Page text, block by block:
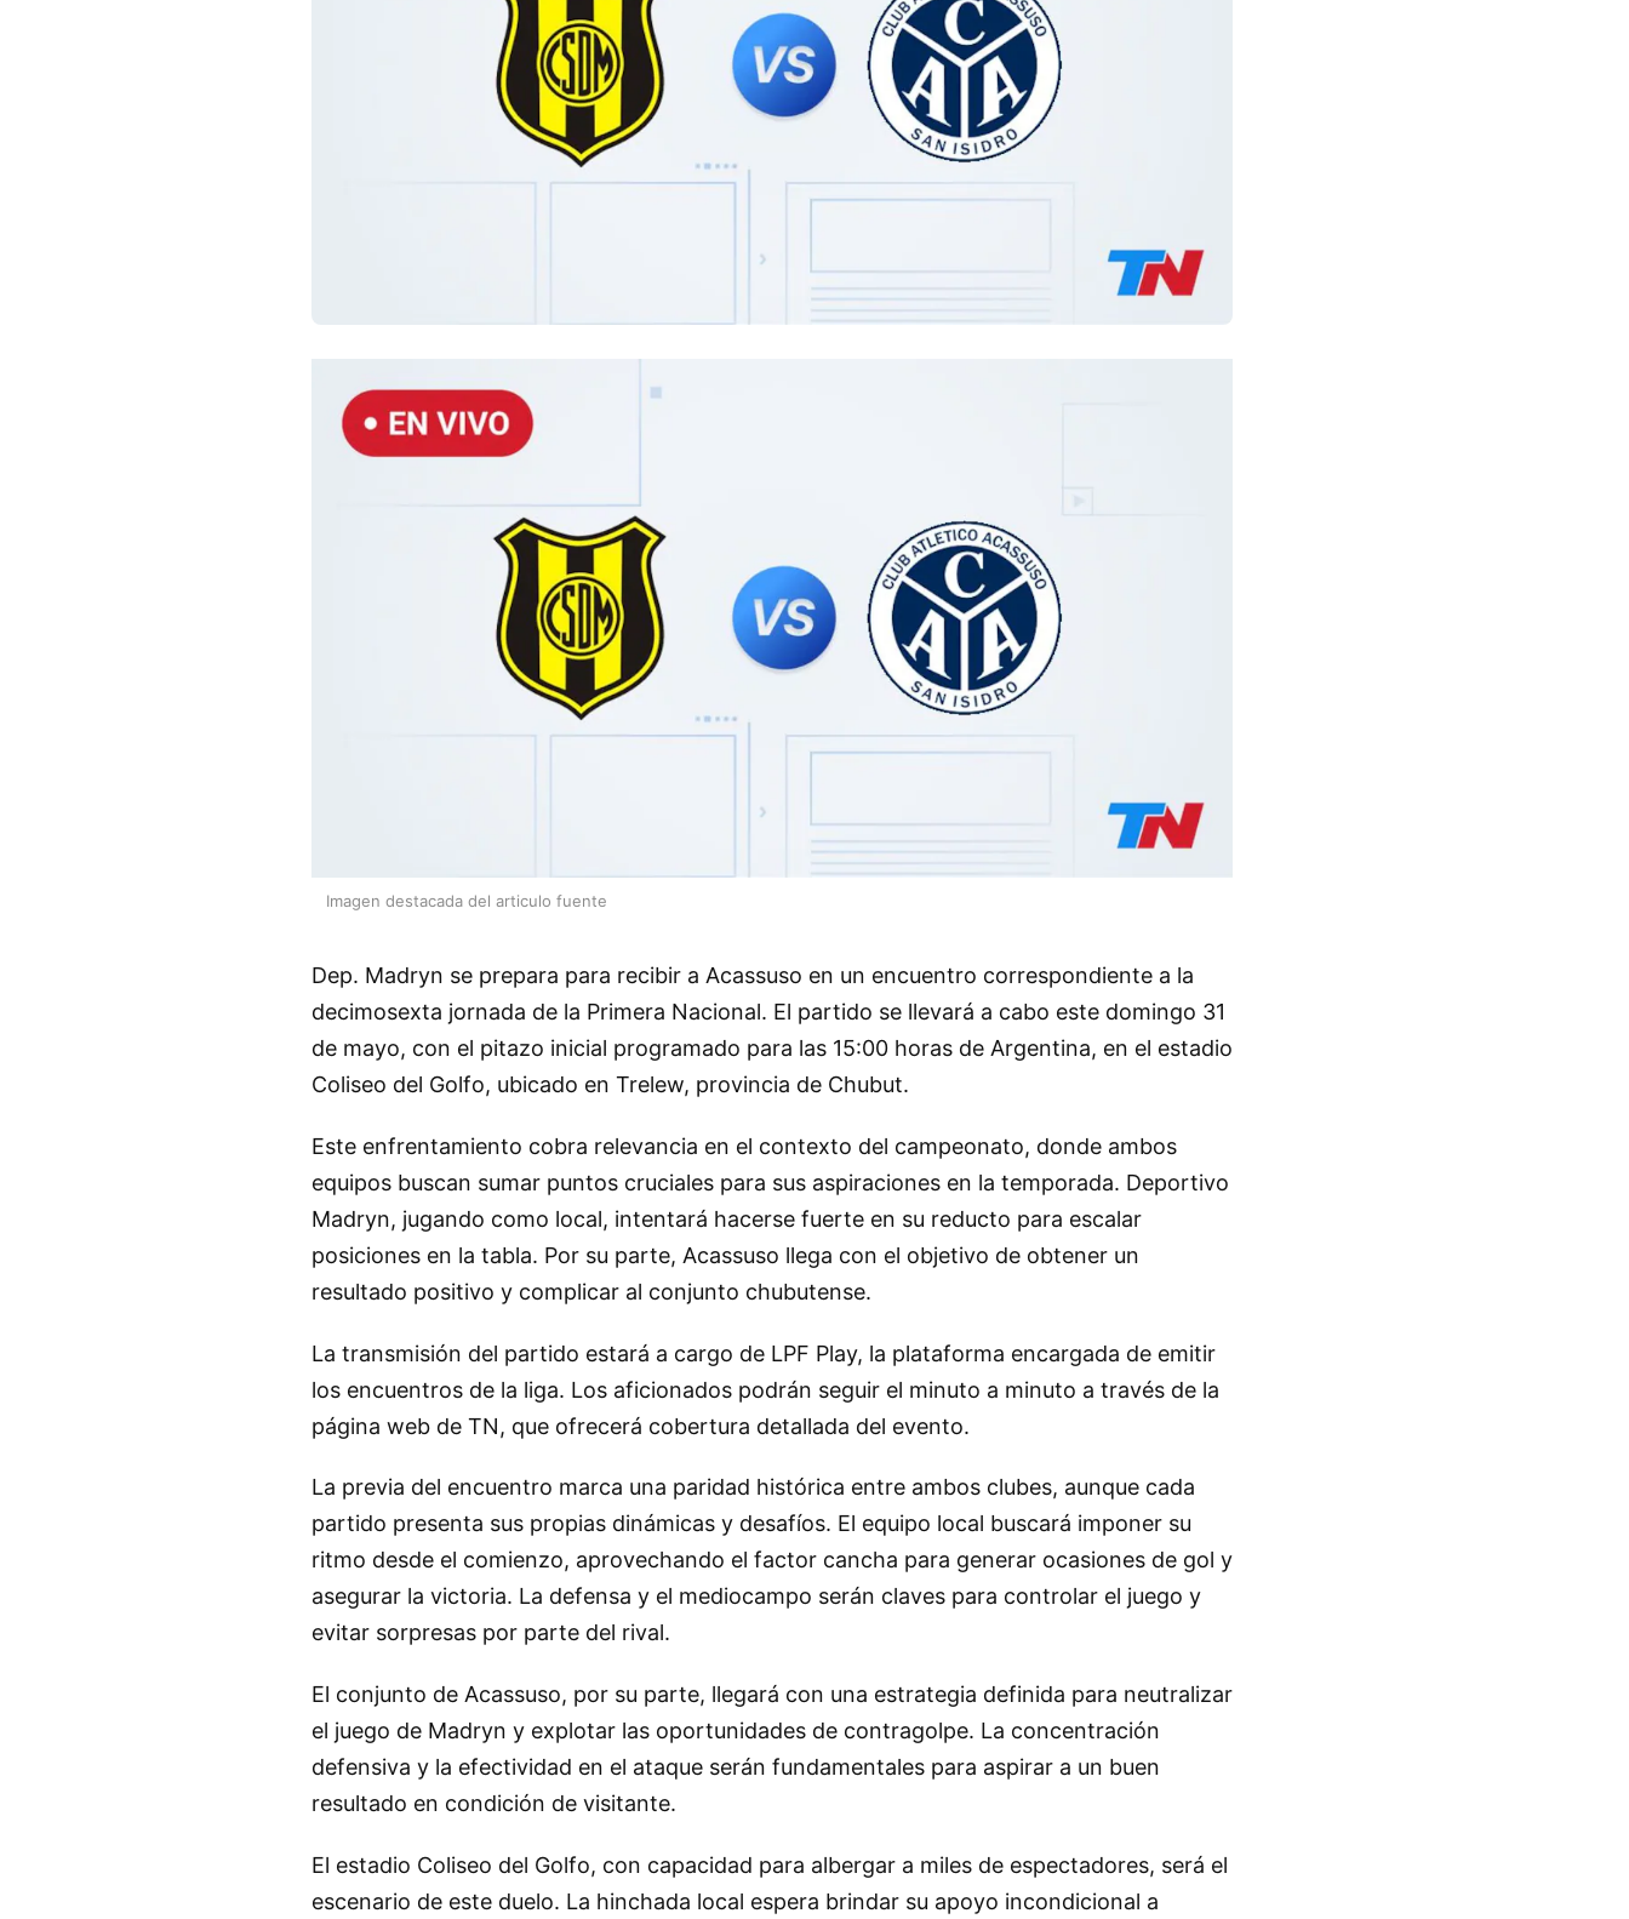
Imagen destacada del articulo fuente
Dep. Madryn se prepara para recibir a Acassuso en un encuentro correspondiente a la
decimosexta jornada de la Primera Nacional. El partido se llevará a cabo este domingo 31
de mayo, con el pitazo inicial programado para las 15:00 horas de Argentina, en el estadio
Coliseo del Golfo, ubicado en Trelew, provincia de Chubut.
Este enfrentamiento cobra relevancia en el contexto del campeonato, donde ambos
equipos buscan sumar puntos cruciales para sus aspiraciones en la temporada. Deportivo
Madryn, jugando como local, intentará hacerse fuerte en su reducto para escalar
posiciones en la tabla. Por su parte, Acassuso llega con el objetivo de obtener un
resultado positivo y complicar al conjunto chubutense.
La transmisión del partido estará a cargo de LPF Play, la plataforma encargada de emitir
los encuentros de la liga. Los aficionados podrán seguir el minuto a minuto a través de la
página web de TN, que ofrecerá cobertura detallada del evento.
La previa del encuentro marca una paridad histórica entre ambos clubes, aunque cada
partido presenta sus propias dinámicas y desafíos. El equipo local buscará imponer su
ritmo desde el comienzo, aprovechando el factor cancha para generar ocasiones de gol y
asegurar la victoria. La defensa y el mediocampo serán claves para controlar el juego y
evitar sorpresas por parte del rival.
El conjunto de Acassuso, por su parte, llegará con una estrategia definida para neutralizar
el juego de Madryn y explotar las oportunidades de contragolpe. La concentración
defensiva y la efectividad en el ataque serán fundamentales para aspirar a un buen
resultado en condición de visitante.
El estadio Coliseo del Golfo, con capacidad para albergar a miles de espectadores, será el
escenario de este duelo. La hinchada local espera brindar su apoyo incondicional a